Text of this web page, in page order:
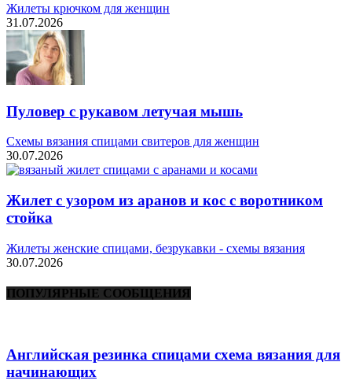
Жилеты крючком для женщин
31.07.2026
Пуловер с рукавом летучая мышь
Схемы вязания спицами свитеров для женщин
30.07.2026
Жилет с узором из аранов и кос с воротником
стойка
Жилеты женские спицами, безрукавки - схемы вязания
30.07.2026
ПОПУЛЯРНЫЕ СООБЩЕНИЯ
Английская резинка спицами схема вязания для
начинающих